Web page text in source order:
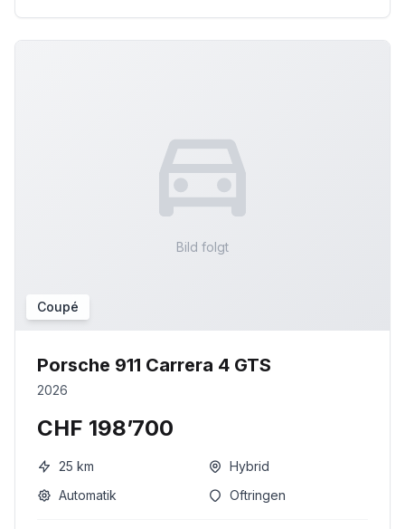
Bild folgt
Coupé
Porsche 911 Carrera 4 GTS
2026
CHF 198’700
25 km
Hybrid
Automatik
Oftringen